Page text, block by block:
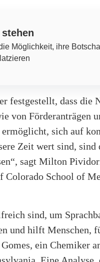
Möglichkeit, ihre
festgestellt, dass die
von Förderanträgen
sich auf
Zeit wert sind, sind
sagt Milton
Colorado School of
sind, um
und hilft Menschen,
ein Chemiker